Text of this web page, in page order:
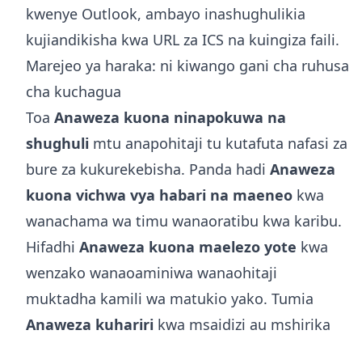
kwenye Outlook, ambayo inashughulikia
kujiandikisha kwa URL za ICS na kuingiza faili.
Marejeo ya haraka: ni kiwango gani cha ruhusa
cha kuchagua
Toa Anaweza kuona ninapokuwa na
shughuli mtu anapohitaji tu kutafuta nafasi za
bure za kukurekebisha. Panda hadi Anaweza
kuona vichwa vya habari na maeneo kwa
wanachama wa timu wanaoratibu kwa karibu.
Hifadhi Anaweza kuona maelezo yote kwa
wenzako wanaoaminiwa wanaohitaji
muktadha kamili wa matukio yako. Tumia
Anaweza kuhariri kwa msaidizi au mshirika